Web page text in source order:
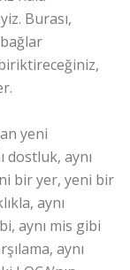
Burası,
yeni
dostluk, aynı
bir yer, yeni bir
aynı
aynı mis gibi
aynı